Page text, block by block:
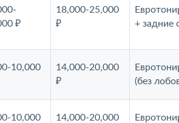
₽
18,000-25,000
₽
+ задние
10,000
14,000-20,000
₽
(без
10,000
14,000-20,000